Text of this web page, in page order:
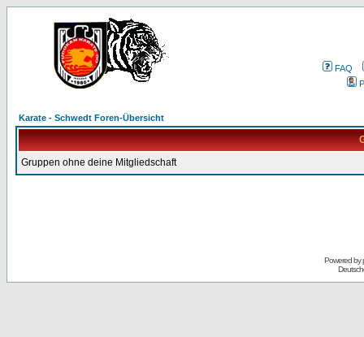
FAQ
Karate - Schwedt Foren-Übersicht
Gruppen ohne deine Mitgliedschaft
Powered by